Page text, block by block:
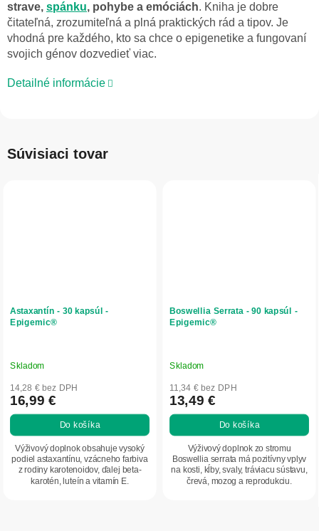
strave, spánku, pohybe a emóciách. Kniha je dobre
čitateľná, zrozumiteľná a plná praktických rád a tipov. Je
vhodná pre každého, kto sa chce o epigenetike a fungovaní
svojich génov dozvedieť viac.
Detailné informácie
Súvisiaci tovar
Astaxantín - 30 kapsúl -
Epigemic®
Skladom
14,28 € bez DPH
16,99 €
Do košíka
Výživový doplnok obsahuje vysoký
podiel astaxantínu, vzácneho farbiva
z rodiny karotenoidov, ďalej beta-
karotén, luteín a vitamín E.
Boswellia Serrata - 90 kapsúl -
Epigemic®
Skladom
11,34 € bez DPH
13,49 €
Do košíka
Výživový doplnok zo stromu
Boswellia serrata má pozitívny vplyv
na kosti, kĺby, svaly, tráviacu sústavu,
črevá, mozog a reprodukciu.